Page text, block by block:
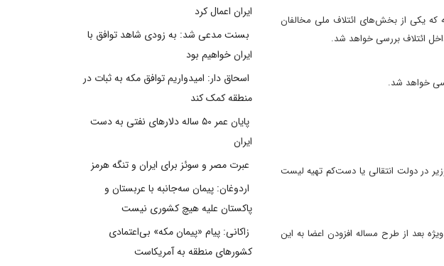
که یکی از بخش‌های ائتلاف ملی مخالفان
خواهد شد.
در دولت انتقالی یا دست‌کم تهیه لیست
بعد از طرح مساله افزودن اعضا به این
ایران اعمال کرد
بسنت مدعی شد: به زودی شاهد توافق با
ایران خواهیم بود
اسحاق دار: امیدواریم توافق مکه به ثبات در
منطقه کمک کند
پایان عمر ۵۰ ساله دلارهای نفتی به دست
ایران
عبرت مصر و سوئز برای ایران و تنگه هرمز
اردوغان: پیمان سه‌جانبه با عربستان و
پاکستان علیه هیچ کشوری نیست
زاکانی: پیام «پیمان مکه» بی‌اعتمادی
کشورهای منطقه به آمریکاست